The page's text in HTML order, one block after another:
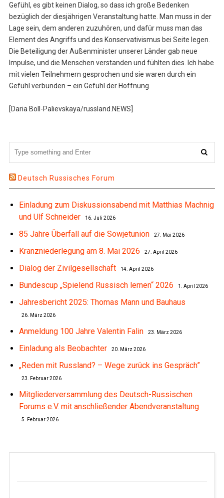
Gefühl, es gibt keinen Dialog, so dass ich große Bedenken
bezüglich der diesjährigen Veranstaltung hatte. Man muss in der
Lage sein, dem anderen zuzuhören, und dafür muss man das
Element des Angriffs und des Konservativismus bei Seite legen.
Die Beteiligung der Außenminister unserer Länder gab neue
Impulse, und die Menschen verstanden und fühlten dies. Ich habe
mit vielen Teilnehmern gesprochen und sie waren durch ein
Gefühl verbunden – ein Gefühl der Hoffnung.
[Daria Boll-Palievskaya/russland.NEWS]
Deutsch Russisches Forum
Einladung zum Diskussionsabend mit Matthias Machnig
und Ulf Schneider
16. Juli 2026
85 Jahre Überfall auf die Sowjetunion 27. Mai 2026
Kranzniederlegung am 8. Mai 2026 27. April 2026
Dialog der Zivilgesellschaft 14. April 2026
Bundescup „Spielend Russisch lernen“ 2026 1. April 2026
Jahresbericht 2025: Thomas Mann und Bauhaus
26. März 2026
Anmeldung 100 Jahre Valentin Falin 23. März 2026
Einladung als Beobachter 20. März 2026
„Reden mit Russland? – Wege zurück ins Gespräch”
23. Februar 2026
Mitgliederversammlung des Deutsch-Russischen
Forums e.V. mit anschließender Abendveranstaltung
5. Februar 2026